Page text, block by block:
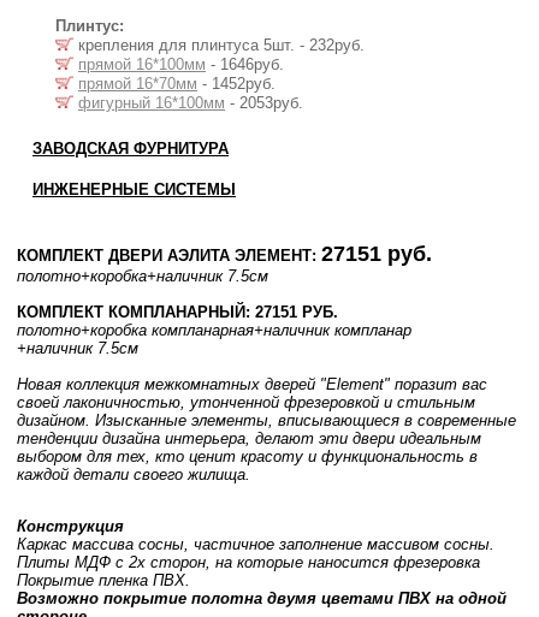
Плинтус:
крепления для плинтуса 5шт. - 232руб.
прямой 16*100мм - 1646руб.
прямой 16*70мм - 1452руб.
фигурный 16*100мм - 2053руб.
ЗАВОДСКАЯ ФУРНИТУРА
ИНЖЕНЕРНЫЕ СИСТЕМЫ
КОМПЛЕКТ ДВЕРИ АЭЛИТА ЭЛЕМЕНТ: 27151 руб.
полотно+коробка+наличник 7.5см
КОМПЛЕКТ КОМПЛАНАРНЫЙ: 27151 РУБ.
полотно+коробка компланарная+наличник компланар
+наличник 7.5см
Новая коллекция межкомнатных дверей "Element" поразит вас
своей лаконичностью, утонченной фрезеровкой и стильным
дизайном. Изысканные элементы, вписывающиеся в современные
тенденции дизайна интерьера, делают эти двери идеальным
выбором для тех, кто ценит красоту и функциональность в
каждой детали своего жилища.
Конструкция
Каркас массива сосны, частичное заполнение массивом сосны.
Плиты МДФ с 2х сторон, на которые наносится фрезеровка
Покрытие пленка ПВХ.
Возможно покрытие полотна двумя цветами ПВХ на одной